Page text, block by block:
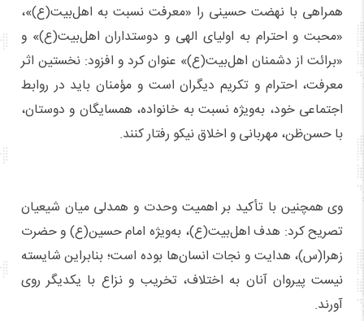
همراهی با نهضت حسینی را «معرفت نسبت به اهل‌بیت(ع)»،
«محبت و احترام به اولیای الهی و دوستداران اهل‌بیت(ع)» و
«برائت از دشمنان اهل‌بیت(ع)» عنوان کرد و افزود: نخستین اثر
معرفت، احترام و تکریم دیگران است و مؤمنان باید در روابط
اجتماعی خود، به‌ویژه نسبت به خانواده، همسایگان و دوستان،
با حسن‌ظن، مهربانی و اخلاق نیکو رفتار کنند.
وی همچنین با تأکید بر اهمیت وحدت و همدلی میان شیعیان
تصریح کرد: هدف اهل‌بیت(ع)، به‌ویژه امام حسین(ع) و حضرت
زهرا(س)، هدایت و نجات انسان‌ها بوده است؛ بنابراین شایسته
نیست پیروان آنان به اختلاف، تخریب و نزاع با یکدیگر روی
آورند.